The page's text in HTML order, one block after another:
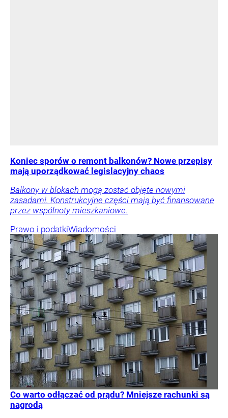
Koniec sporów o remont balkonów? Nowe przepisy
mają uporządkować legislacyjny chaos
Balkony w blokach mogą zostać objęte nowymi
zasadami. Konstrukcyjne części mają być finansowane
przez wspólnoty mieszkaniowe.
Prawo i podatkiWiadomości
Co warto odłączać od prądu? Mniejsze rachunki są
nagrodą